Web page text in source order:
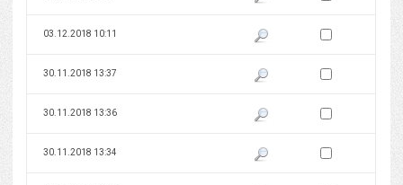
03.12.2018 10:11 Pokaż podgląd wersji z dnia
Zaznacz wersję do
30.11.2018 13:37 Pokaż podgląd wersji z dnia
Zaznacz wersję do
30.11.2018 13:36 Pokaż podgląd wersji z dnia
Zaznacz wersję do
30.11.2018 13:34 Pokaż podgląd wersji z dnia
Zaznacz wersję do